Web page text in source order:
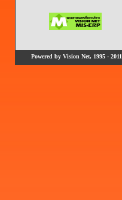
Powered by Vision Net, 1995 - 2011